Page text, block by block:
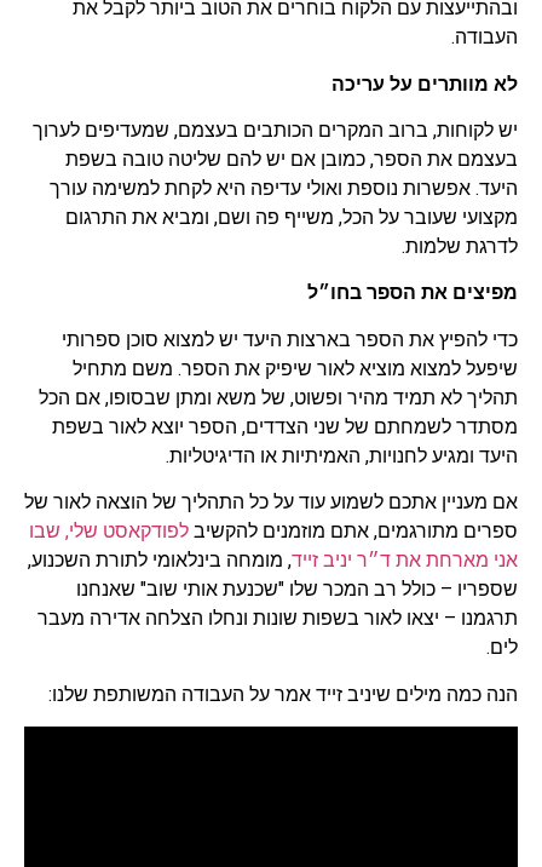
ובהתייעצות עם הלקוח בוחרים את הטוב ביותר לקבל את
העבודה.
לא מוותרים על עריכה
יש לקוחות, ברוב המקרים הכותבים בעצמם, שמעדיפים לערוך
בעצמם את הספר, כמובן אם יש להם שליטה טובה בשפת
היעד. אפשרות נוספת ואולי עדיפה היא לקחת למשימה עורך
מקצועי שעובר על הכל, משייף פה ושם, ומביא את התרגום
לדרגת שלמות.
מפיצים את הספר בחו״ל
כדי להפיץ את הספר בארצות היעד יש למצוא סוכן ספרותי
שיפעל למצוא מוציא לאור שיפיק את הספר. משם מתחיל
תהליך לא תמיד מהיר ופשוט, של משא ומתן שבסופו, אם הכל
מסתדר לשמחתם של שני הצדדים, הספר יוצא לאור בשפת
היעד ומגיע לחנויות, האמיתיות או הדיגיטליות.
אם מעניין אתכם לשמוע עוד על כל התהליך של הוצאה לאור של
ספרים מתורגמים, אתם מוזמנים להקשיב לפודקאסט שלי, שבו
אני מארחת את ד״ר יניב זייד, מומחה בינלאומי לתורת השכנוע,
שספריו – כולל רב המכר שלו "שכנעת אותי שוב" שאנחנו
תרגמנו – יצאו לאור בשפות שונות ונחלו הצלחה אדירה מעבר
לים.
הנה כמה מילים שיניב זייד אמר על העבודה המשותפת שלנו: